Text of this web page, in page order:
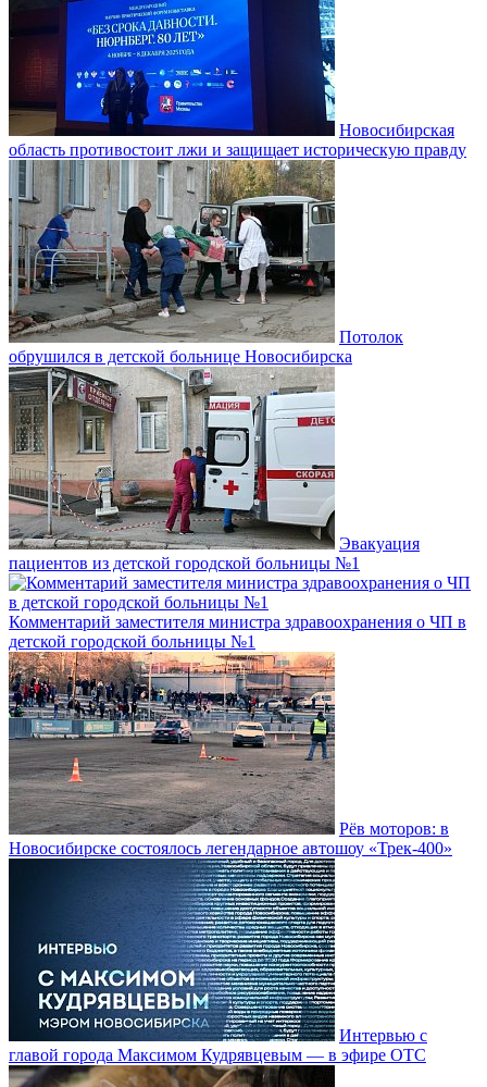
Новосибирская
область противостоит лжи и защищает историческую правду
Потолок
обрушился в детской больнице Новосибирска
Эвакуация
пациентов из детской городской больницы №1
Комментарий заместителя министра здравоохранения о ЧП в
детской городской больницы №1
Рёв моторов: в
Новосибирске состоялось легендарное автошоу «Трек-400»
Интервью с
главой города Максимом Кудрявцевым — в эфире ОТС